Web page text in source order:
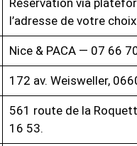
l’adresse de votre
Nice & PACA — 07 66
172 av. Weisweller,
561 route de la
16 53.